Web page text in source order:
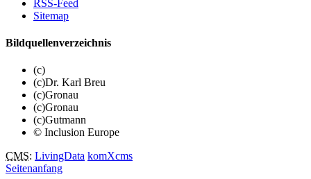
RSS-Feed
Sitemap
Bildquellenverzeichnis
(c)
(c)Dr. Karl Breu
(c)Gronau
(c)Gronau
(c)Gutmann
© Inclusion Europe
CMS: LivingData komXcms
Seitenanfang